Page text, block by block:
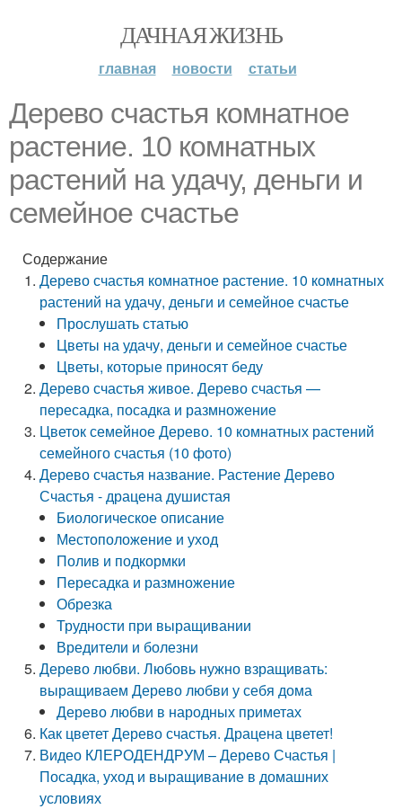
ДАЧНАЯ ЖИЗНЬ
главная новости статьи
Дерево счастья комнатное
растение. 10 комнатных
растений на удачу, деньги и
семейное счастье
Содержание
Дерево счастья комнатное растение. 10 комнатных
растений на удачу, деньги и семейное счастье
Прослушать статью
Цветы на удачу, деньги и семейное счастье
Цветы, которые приносят беду
Дерево счастья живое. Дерево счастья —
пересадка, посадка и размножение
Цветок семейное Дерево. 10 комнатных растений
семейного счастья (10 фото)
Дерево счастья название. Растение Дерево
Счастья - драцена душистая
Биологическое описание
Местоположение и уход
Полив и подкормки
Пересадка и размножение
Обрезка
Трудности при выращивании
Вредители и болезни
Дерево любви. Любовь нужно взращивать:
выращиваем Дерево любви у себя дома
Дерево любви в народных приметах
Как цветет Дерево счастья. Драцена цветет!
Видео КЛЕРОДЕНДРУМ – Дерево Счастья |
Посадка, уход и выращивание в домашних
условиях